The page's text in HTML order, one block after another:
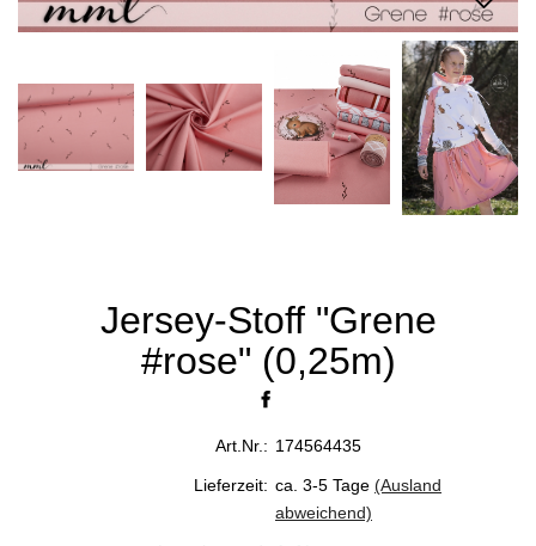
Jersey-Stoff "Grene
#rose" (0,25m)
Art.Nr.: 174564435
Lieferzeit: ca. 3-5 Tage (Ausland
abweichend)